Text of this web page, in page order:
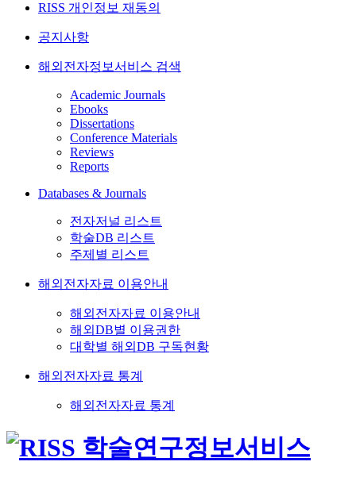
RISS 개인정보 재동의
공지사항
해외전자정보서비스 검색
Academic Journals
Ebooks
Dissertations
Conference Materials
Reviews
Reports
Databases & Journals
전자저널 리스트
학술DB 리스트
주제별 리스트
해외전자자료 이용안내
해외전자자료 이용안내
해외DB별 이용권한
대학별 해외DB 구독현황
해외전자자료 통계
해외전자자료 통계